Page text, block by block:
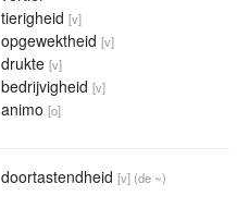
tierigheid [v]
opgewektheid [v]
drukte [v]
bedrijvigheid [v]
animo [o]
doortastendheid [v] (de ~)